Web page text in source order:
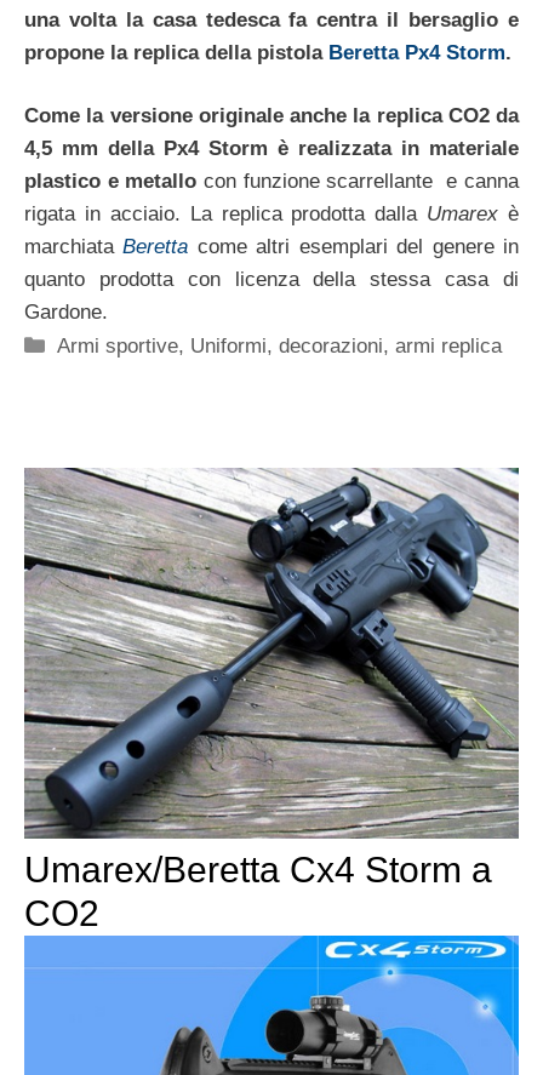
una volta la casa tedesca fa centra il bersaglio e
propone la replica della pistola Beretta Px4 Storm.
Come la versione originale anche la replica CO2 da
4,5 mm della Px4 Storm è realizzata in materiale
plastico e metallo con funzione scarrellante e canna
rigata in acciaio. La replica prodotta dalla Umarex è
marchiataBeretta come altri esemplari del genere in
quanto prodotta con licenza della stessa casa di
Gardone.
Categorie
Armi sportive, Uniformi, decorazioni, armi replica
Umarex/Beretta Cx4 Storm a
CO2